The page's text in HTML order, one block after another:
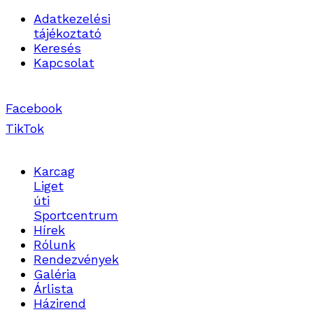
Adatkezelési
tájékoztató
Keresés
Kapcsolat
Facebook
TikTok
Karcag
Liget
úti
Sportcentrum
Hírek
Rólunk
Rendezvények
Galéria
Árlista
Házirend